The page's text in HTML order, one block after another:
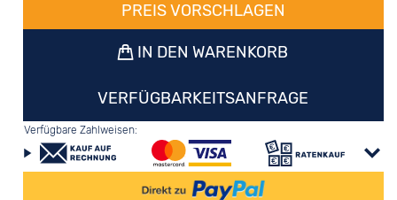
PREIS VORSCHLAGEN
IN DEN WARENKORB
VERFÜGBARKEITSANFRAGE
Verfügbare Zahlweisen: